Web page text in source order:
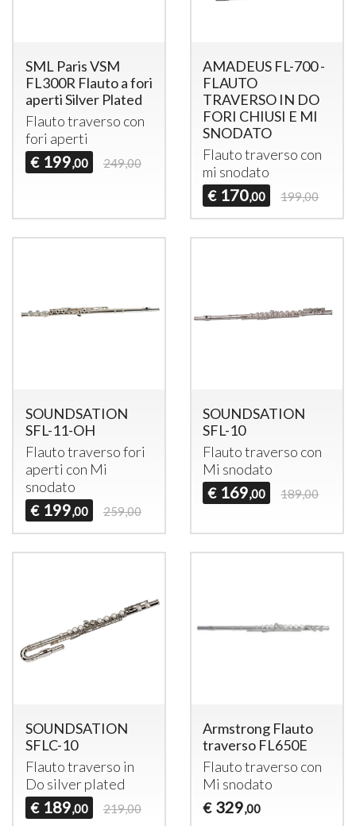
SML Paris VSM
FL300R Flauto a fori
aperti Silver Plated
Flauto traverso con
fori aperti
€ 199,00 249,00
AMADEUS FL-700 -
FLAUTO
TRAVERSO IN DO
FORI CHIUSI E MI
SNODATO
Flauto traverso con
mi snodato
€ 170,00 199,00
SOUNDSATION
SFL-11-OH
Flauto traverso fori
aperti con Mi
snodato
€ 199,00 259,00
SOUNDSATION
SFL-10
Flauto traverso con
Mi snodato
€ 169,00 189,00
SOUNDSATION
SFLC-10
Flauto traverso in
Do silver plated
€ 189,00 219,00
Armstrong Flauto
traverso FL650E
Flauto traverso con
Mi snodato
€ 329,00